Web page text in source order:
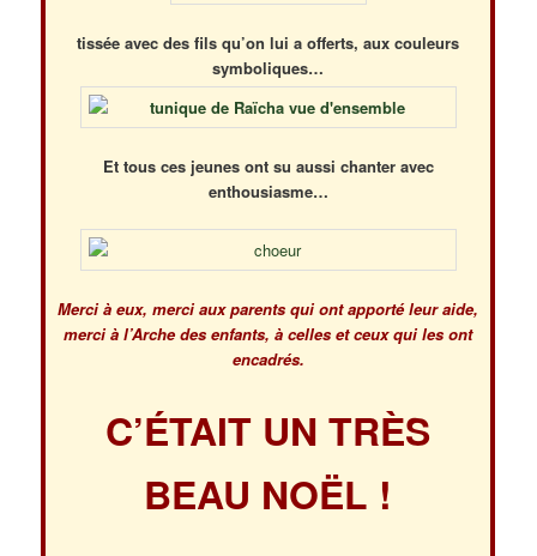
tissée avec des fils qu’on lui a offerts, aux couleurs
symboliques…
Et tous ces jeunes ont su aussi chanter avec
enthousiasme…
Merci à eux, merci aux parents qui ont apporté leur aide,
merci à l’Arche des enfants, à celles et ceux qui les ont
encadrés.
C’ÉTAIT UN TRÈS
BEAU NOËL !